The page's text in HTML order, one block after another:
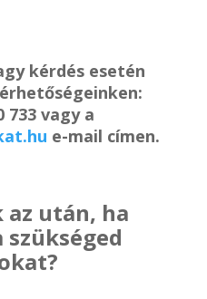
kérdés esetén
733 vagy a
e-mail címen.
után, ha
szükséged